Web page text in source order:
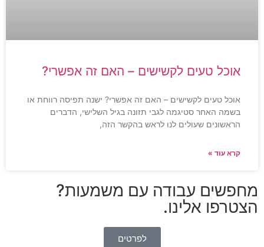
אוכל טעים לקשישים – האם זה אפשרי?
אוכל טעים לקשישים – האם זה אפשרי? ישנה תפיסה רווחת או
בשמה האחר סטיגמה לגבי תזונה בגיל השלישי, הדברים
הראשונים שעולים לנו לראש בהקשר הזה,
קרא עוד »
מחפשים עבודה עם משמעות?
הצטרפו אלינו.
לפרטים